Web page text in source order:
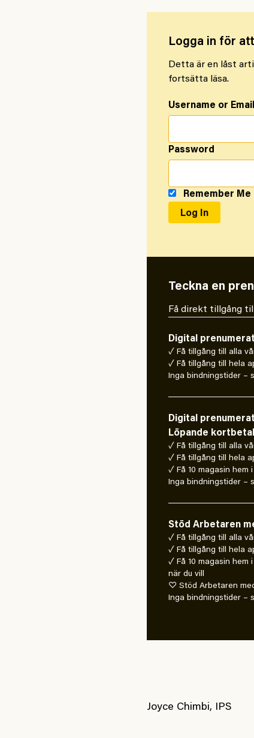
Logga in för
Detta är en låst
fortsätta läsa.
Username or
Password
Remember Me
Teckna en
Få direkt tillgång
Digital
✓ Få tillgång till alla
✓ Få tillgång till hela
Inga bindningstider –
Digital
Löpande
✓ Få tillgång till alla
✓ Få tillgång till hela
✓ Få 10 magasin hem
Inga bindningstider –
Stöd Arbetaren
✓ Få tillgång till alla
✓ Få tillgång till hela
✓ Få 10 magasin
när du vill
♡ Stöd Arbetaren
Inga bindningstider –
Joyce Chimbi, IPS